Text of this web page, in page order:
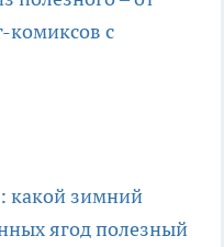
комиксов с
какой зимний
ягод полезный